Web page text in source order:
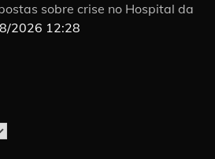
sobre crise no Hospital da
2026 12:28